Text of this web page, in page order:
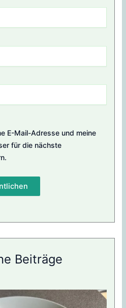
E-Mail-Adresse und meine
für die nächste
Beiträge